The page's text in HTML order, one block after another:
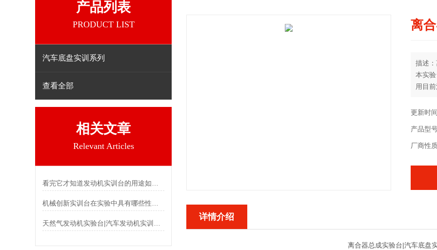
产品列表
PRODUCT LIST
汽车底盘实训系列
查看全部
相关文章
Relevant Articles
离
描述
本实
用目
能够
更新时
产品型
厂商性
详情介绍
离合器总成实验台|汽车底盘